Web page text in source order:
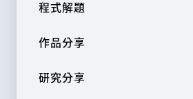
程式解題
作品分享
研究分享